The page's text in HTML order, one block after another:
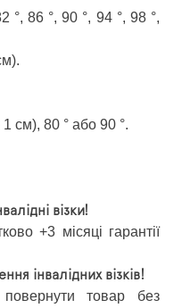
°, 86 °, 90 °, 94 °, 98 °,
см), 80 ° або 90 °.
візки!
+3 місяці гарантії
інвалідних візків!
товар без